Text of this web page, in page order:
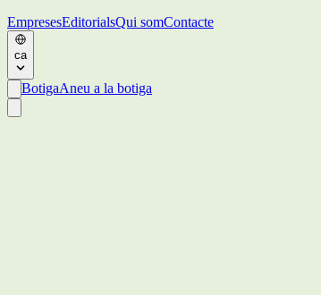
EmpresesEditorialsQui somContacte
ca
BotigaAneu a la botiga